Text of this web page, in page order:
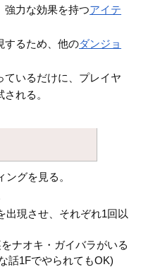
強力な効果を持つアイテ
するため、他のダンジョ
ているだけに、プレイヤ
れる。
グを見る。
出現させ、それぞれ1回以
ナオキ・ガイバラがいる
話1FでやられてもOK)